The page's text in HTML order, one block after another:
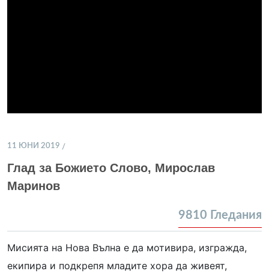
11 ЮНИ 2019
Глад за Божието Слово, Мирослав
Маринов
9810 Гледания
Мисията на Нова Вълна е да мотивира, изгражда,
екипира и подкрепя младите хора да живеят,